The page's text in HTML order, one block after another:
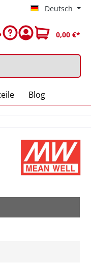
Deutsch
0,00 €*
Blog